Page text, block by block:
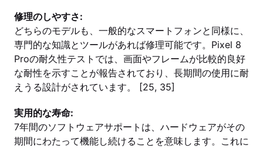
修理のしやすさ:
どちらのモデルも、一般的なスマートフォンと同様に、
専門的な知識とツールがあれば修理可能です。Pixel 8
Proの耐久性テストでは、画面やフレームが比較的良好
な耐性を示すことが報告されており、長期間の使用に耐
えうる設計がされています。 [25, 35]
実用的な寿命:
7年間のソフトウェアサポートは、ハードウェアがその
期間にわたって機能し続けることを意味します。これに